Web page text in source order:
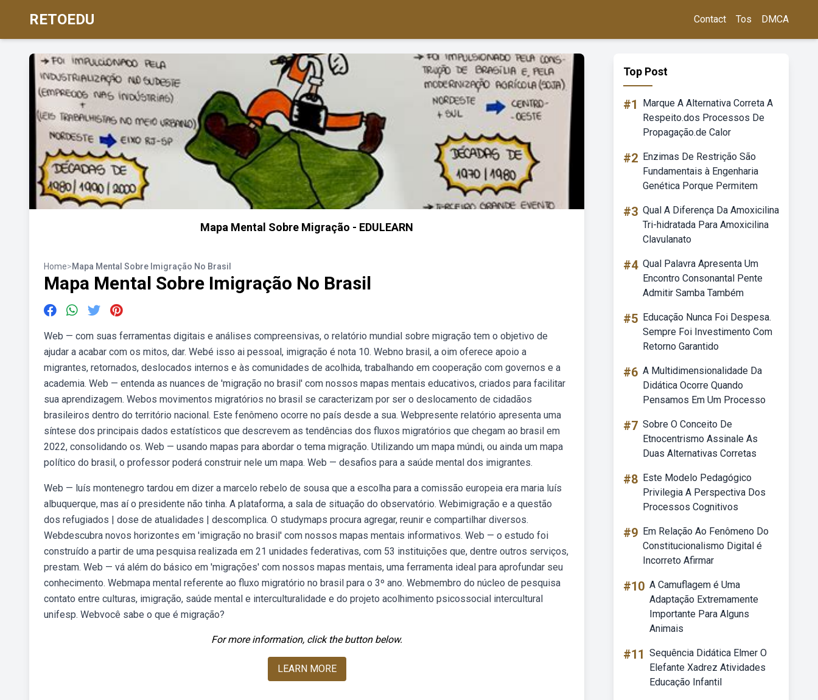
RETOEDU Contact Tos DMCA
Mapa Mental Sobre Migração - EDULEARN
Home>Mapa Mental Sobre Imigração No Brasil
Mapa Mental Sobre Imigração No Brasil
Web — com suas ferramentas digitais e análises compreensivas, o relatório mundial sobre migração tem o objetivo de
ajudar a acabar com os mitos, dar. Webé isso ai pessoal, imigração é nota 10. Webno brasil, a oim oferece apoio a
migrantes, retornados, deslocados internos e às comunidades de acolhida, trabalhando em cooperação com governos e a
academia. Web — entenda as nuances de 'migração no brasil' com nossos mapas mentais educativos, criados para facilitar
sua aprendizagem. Webos movimentos migratórios no brasil se caracterizam por ser o deslocamento de cidadãos
brasileiros dentro do território nacional. Este fenômeno ocorre no país desde a sua. Webpresente relatório apresenta uma
síntese dos principais dados estatísticos que descrevem as tendências dos fluxos migratórios que chegam ao brasil em
2022, consolidando os. Web — usando mapas para abordar o tema migração. Utilizando um mapa múndi, ou ainda um mapa
político do brasil, o professor poderá construir nele um mapa. Web — desafios para a saúde mental dos imigrantes.
Web — luís montenegro tardou em dizer a marcelo rebelo de sousa que a escolha para a comissão europeia era maria luís
albuquerque, mas aí o presidente não tinha. A plataforma, a sala de situação do observatório. Webimigração e a questão
dos refugiados | dose de atualidades | descomplica. O studymaps procura agregar, reunir e compartilhar diversos.
Webdescubra novos horizontes em 'imigração no brasil' com nossos mapas mentais informativos. Web — o estudo foi
construído a partir de uma pesquisa realizada em 21 unidades federativas, com 53 instituições que, dentre outros serviços,
prestam. Web — vá além do básico em 'migrações' com nossos mapas mentais, uma ferramenta ideal para aprofundar seu
conhecimento. Webmapa mental referente ao fluxo migratório no brasil para o 3º ano. Webmembro do núcleo de pesquisa
contato entre culturas, imigração, saúde mental e interculturalidade e do projeto acolhimento psicossocial intercultural
unifesp. Webvocê sabe o que é migração?
For more information, click the button below.
LEARN MORE
Top Post
#1
Marque A Alternativa Correta A
Respeito.dos Processos De
Propagação.de Calor
#2 Enzimas De Restrição São
Fundamentais à Engenharia
Genética Porque Permitem
#3 Qual A Diferença Da Amoxicilina
Tri-hidratada Para Amoxicilina
Clavulanato
#4 Qual Palavra Apresenta Um
Encontro Consonantal Pente
Admitir Samba Também
#5 Educação Nunca Foi Despesa.
Sempre Foi Investimento Com
Retorno Garantido
#6 A Multidimensionalidade Da
Didática Ocorre Quando
Pensamos Em Um Processo
#7 Sobre O Conceito De
Etnocentrismo Assinale As
Duas Alternativas Corretas
#8 Este Modelo Pedagógico
Privilegia A Perspectiva Dos
Processos Cognitivos
#9 Em Relação Ao Fenômeno Do
Constitucionalismo Digital é
Incorreto Afirmar
#10 A Camuflagem é Uma
Adaptação Extremamente
Importante Para Alguns
Animais
#11 Sequência Didática Elmer O
Elefante Xadrez Atividades
Educação Infantil